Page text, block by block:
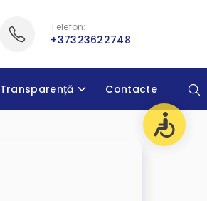
Telefon:
+37323622748
Transparență Contacte